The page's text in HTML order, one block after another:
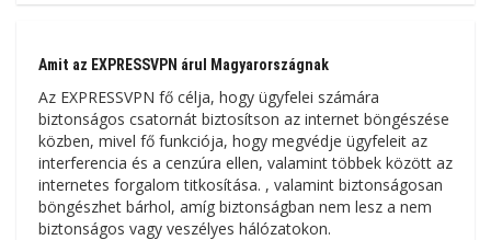
Amit az EXPRESSVPN árul Magyarországnak
Az EXPRESSVPN fő célja, hogy ügyfelei számára
biztonságos csatornát biztosítson az internet böngészése
közben, mivel fő funkciója, hogy megvédje ügyfeleit az
interferencia és a cenzúra ellen, valamint többek között az
internetes forgalom titkosítása. , valamint biztonságosan
böngészhet bárhol, amíg biztonságban nem lesz a nem
biztonságos vagy veszélyes hálózatokon.